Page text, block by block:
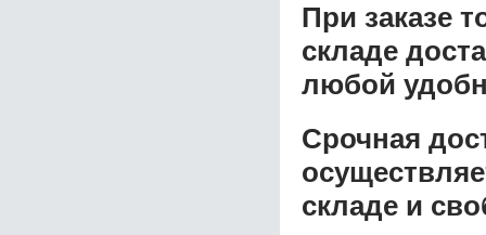
При заказе
складе
любой
Срочная
складе и